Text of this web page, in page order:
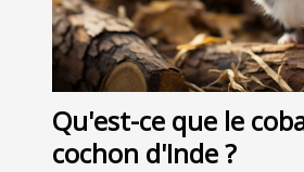
Qu'est-ce que le
cochon d'Inde ?